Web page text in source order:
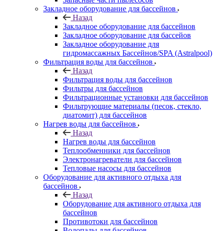
Закладное оборудование для бассейнов
Назад
Закладное оборудование для бассейнов
Закладное оборудование для бассейов
Закладное оборудование для
гидромассажных Бассейнов/SPA (Astralpool)
Фильтрация воды для бассейнов
Назад
Фильтрация воды для бассейнов
Фильтры для бассейнов
Фильтрационные установки для бассейнов
Фильтрующие материалы (песок, стекло,
диатомит) для бассейнов
Нагрев воды для бассейнов
Назад
Нагрев воды для бассейнов
Теплообменники для бассейнов
Электронагреватели для бассейнов
Тепловые насосы для бассейнов
Оборудование для активного отдыха для
бассейнов
Назад
Оборудование для активного отдыха для
бассейнов
Противотоки для бассейнов